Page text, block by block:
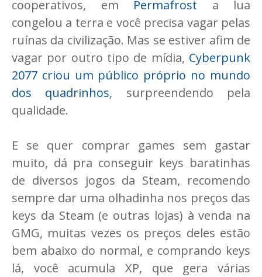
cooperativos, em Permafrost a lua
congelou a terra e você precisa vagar pelas
ruínas da civilização. Mas se estiver afim de
vagar por outro tipo de mídia, Cyberpunk
2077 criou um público próprio no mundo
dos quadrinhos, surpreendendo pela
qualidade.
E se quer comprar games sem gastar
muito, dá pra conseguir keys baratinhas
de diversos jogos da Steam, recomendo
sempre dar uma olhadinha nos preços das
keys da Steam (e outras lojas) à venda na
GMG, muitas vezes os preços deles estão
bem abaixo do normal, e comprando keys
lá, você acumula XP, que gera várias